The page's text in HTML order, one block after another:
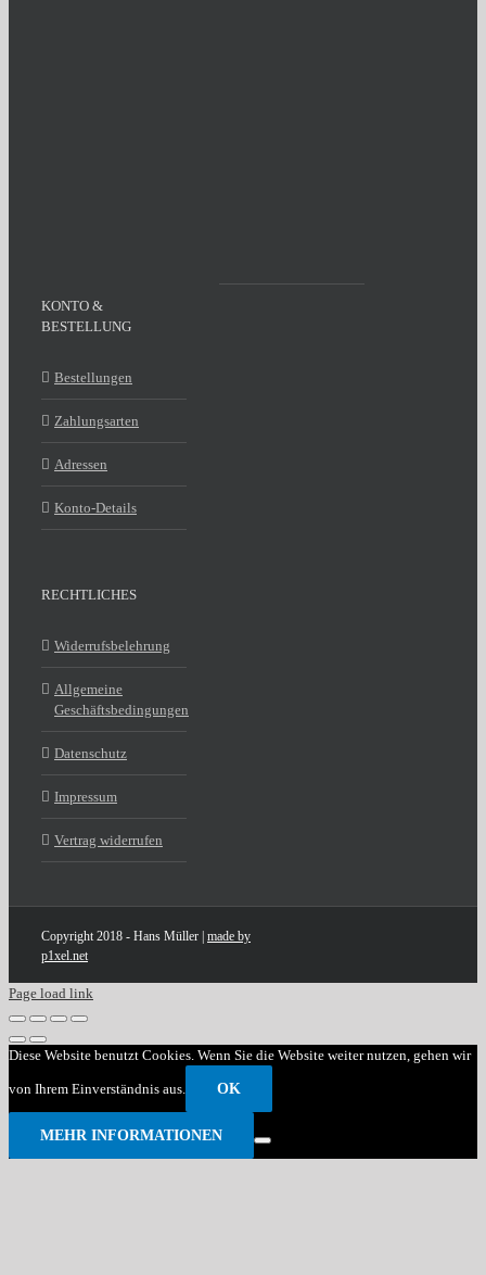
KONTO &
BESTELLUNG
Bestellungen
Zahlungsarten
Adressen
Konto-Details
RECHTLICHES
Widerrufsbelehrung
Allgemeine
Geschäftsbedingungen
Datenschutz
Impressum
Vertrag widerrufen
Copyright 2018 - Hans Müller | made by
p1xel.net
Page load link
Diese Website benutzt Cookies. Wenn Sie die Website weiter nutzen, gehen wir
von Ihrem Einverständnis aus. OK
MEHR INFORMATIONEN